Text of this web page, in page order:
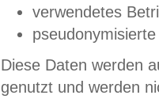
verwendetes
Diese Daten werden
genutzt und werden